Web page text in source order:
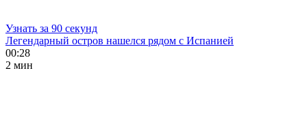
Узнать за 90 секунд
Легендарный остров нашелся рядом с Испанией
00:28
2 мин